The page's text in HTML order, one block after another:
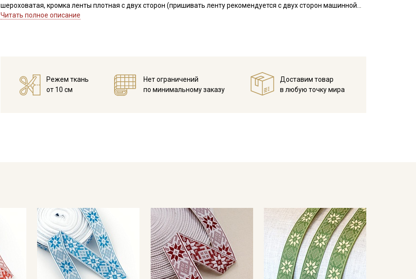
шероховатая, кромка ленты плотная с двух сторон (пришивать ленту рекомендуется с двух сторон машинной
строчкой).
- максимальная температура стирки до 40 С, без отжима,
Читать полное описание
Режем ткань
от 10 см
Нет ограничений
по минимальному заказу
Доставим товар
в любую точку мира